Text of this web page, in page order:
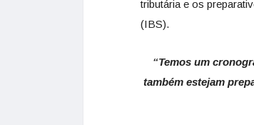
tributária e os
(IBS).
“Temos um
também estejam